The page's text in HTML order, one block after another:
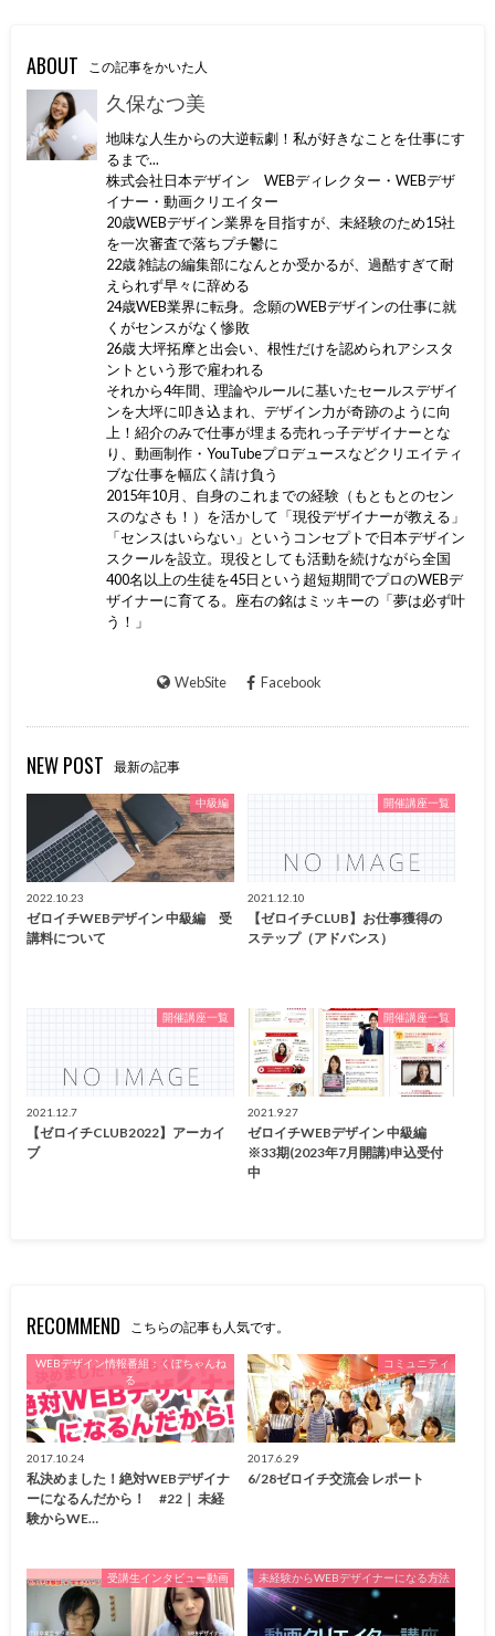
ABOUT この記事をかいた人
久保なつ美
地味な人生からの大逆転劇！私が好きなことを仕事にす
るまで...
株式会社日本デザイン WEBディレクター・WEBデザ
イナー・動画クリエイター
20歳WEBデザイン業界を目指すが、未経験のため15社
を一次審査で落ちプチ鬱に
22歳 雑誌の編集部になんとか受かるが、過酷すぎて耐
えられず早々に辞める
24歳WEB業界に転身。念願のWEBデザインの仕事に就
くがセンスがなく惨敗
26歳 大坪拓摩と出会い、根性だけを認められアシスタ
ントという形で雇われる
それから4年間、理論やルールに基いたセールスデザイ
ンを大坪に叩き込まれ、デザイン力が奇跡のように向
上！紹介のみで仕事が埋まる売れっ子デザイナーとな
り、動画制作・YouTubeプロデュースなどクリエイティ
ブな仕事を幅広く請け負う
2015年10月、自身のこれまでの経験（もともとのセン
スのなさも！）を活かして「現役デザイナーが教える」
「センスはいらない」というコンセプトで日本デザイン
スクールを設立。現役としても活動を続けながら全国
400名以上の生徒を45日という超短期間でプロのWEBデ
ザイナーに育てる。座右の銘はミッキーの「夢は必ず叶
う！」
WebSite Facebook
NEW POST 最新の記事
中級編
2022.10.23
ゼロイチWEBデザイン 中級編 受
講料について
開催講座一覧
2021.12.10
【ゼロイチCLUB】お仕事獲得の
ステップ（アドバンス）
開催講座一覧
2021.12.7
【ゼロイチCLUB2022】アーカイ
ブ
開催講座一覧
2021.9.27
ゼロイチWEBデザイン 中級編
※33期(2023年7月開講)申込受付
中
RECOMMEND こちらの記事も人気です。
WEBデザイン情報番組：くぼちゃんね
る
2017.10.24
私決めました！絶対WEBデザイナ
ーになるんだから！ #22｜ 未経
験からWE…
コミュニティ
2017.6.29
6/28ゼロイチ交流会 レポート
受講生インタビュー動画 未経験からWEBデザイナーになる方法